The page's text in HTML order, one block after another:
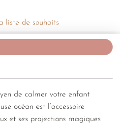
liste de souhaits
de calmer votre enfant
océan est l’accessoire
et ses projections magiques